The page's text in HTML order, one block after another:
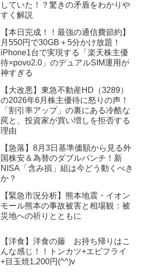
していた！？驚きの矛盾をわかりや
すく解説
【本日完成！！最強の通信費節約】
月550円で30GB＋5分かけ放題！
iPhone1台で実現する「楽天株主優
待×povo2.0」のデュアルSIM運用が
神すぎる
【大改悪】東急不動産HD（3289）
の2026年6月株主優待に怒りの声！
「割引率アップ」の裏にある冷酷な
罠と、投資家が買い増しを拒否する
理由
【急落】8月3日基準価額から見る外
国株安＆為替のダブルパンチ！新
NISA「含み損」組は今どう動くべき
か？
【緊急市況分析】熊本地震・イオン
モール熊本の事故被害と相場観：被
災地への祈りとともに
【洋食】洋食の藤 お持ち帰りはこ
んな感じ！！トンカツ+エビフライ
+目玉焼1,200円(^^)v